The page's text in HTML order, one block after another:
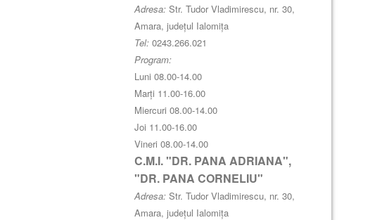
Adresa:Str. Tudor Vladimirescu, nr. 30,
Amara, județul Ialomița
Tel:0243.266.021
Program:
Luni 08.00-14.00
Marți 11.00-16.00
Miercuri 08.00-14.00
Joi 11.00-16.00
Vineri 08.00-14.00
C.M.I. "DR. PANA ADRIANA",
"DR. PANA CORNELIU"
Adresa:Str. Tudor Vladimirescu, nr. 30,
Amara, județul Ialomița